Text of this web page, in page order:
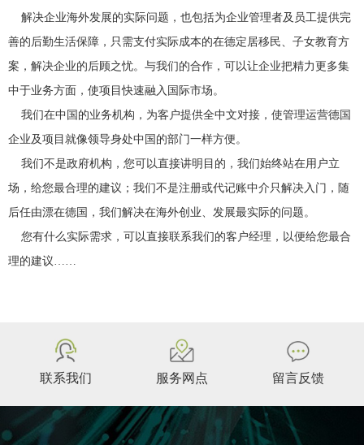
解决企业海外发展的实际问题，也包括为企业管理者及员工提供完
善的后勤生活保障，只需支付实际成本的在德定居移民、子女教育方
案，解决企业的后顾之忧。与我们的合作，可以让企业把精力更多集
中于业务方面，使项目快速融入国际市场。
我们在中国的业务机构，为客户提供全中文对接，使管理运营德国
企业及项目就像领导身处中国的部门一样方便。
我们不是政府机构，您可以直接讲明目的，我们始终站在用户立
场，给您最合理的建议；我们不是注册或代记账中介只解决入门，随
后任由漂在德国，我们解决在海外创业、发展最实际的问题。
您有什么实际需求，可以直接联系我们的客户经理，以便给您最合
理的建议……
联系我们 服务网点 留言反馈